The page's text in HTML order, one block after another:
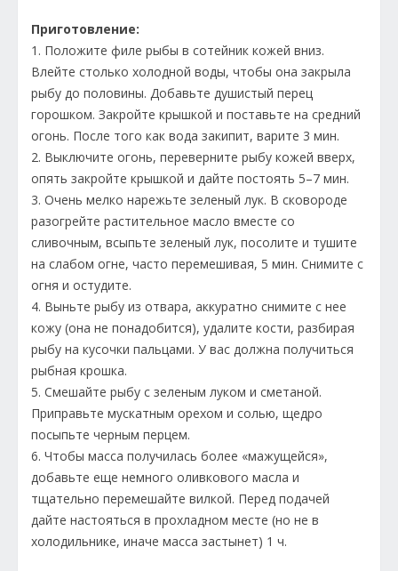
Приготовление:
1. Положите филе рыбы в сотейник кожей вниз.
Влейте столько холодной воды, чтобы она закрыла
рыбу до половины. Добавьте душистый перец
горошком. Закройте крышкой и поставьте на средний
огонь. После того как вода закипит, варите 3 мин.
2. Выключите огонь, переверните рыбу кожей вверх,
опять закройте крышкой и дайте постоять 5–7 мин.
3. Очень мелко нарежьте зеленый лук. В сковороде
разогрейте растительное масло вместе со
сливочным, всыпьте зеленый лук, посолите и тушите
на слабом огне, часто перемешивая, 5 мин. Снимите с
огня и остудите.
4. Выньте рыбу из отвара, аккуратно снимите с нее
кожу (она не понадобится), удалите кости, разбирая
рыбу на кусочки пальцами. У вас должна получиться
рыбная крошка.
5. Смешайте рыбу с зеленым луком и сметаной.
Приправьте мускатным орехом и солью, щедро
посыпьте черным перцем.
6. Чтобы масса получилась более «мажущейся»,
добавьте еще немного оливкового масла и
тщательно перемешайте вилкой. Перед подачей
дайте настояться в прохладном месте (но не в
холодильнике, иначе масса застынет) 1 ч.